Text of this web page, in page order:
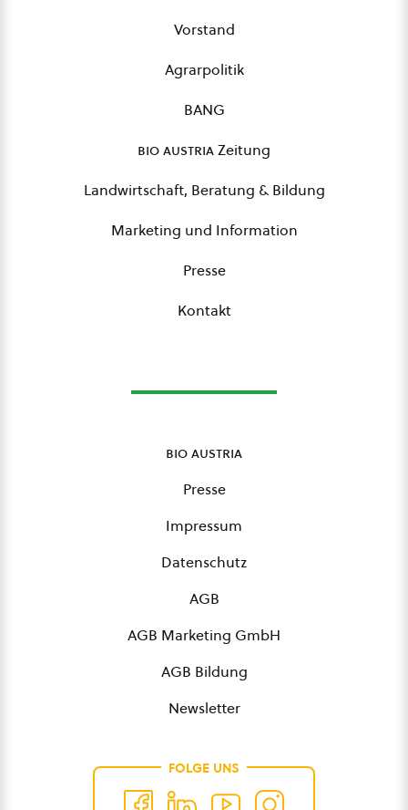
Vorstand
Agrarpolitik
BANG
bio austriaZeitung
Landwirtschaft, Beratung & Bildung
Marketing und Information
Presse
Kontakt
bio austria
Presse
Impressum
Datenschutz
AGB
AGB Marketing GmbH
AGB Bildung
Newsletter
FOLGE UNS